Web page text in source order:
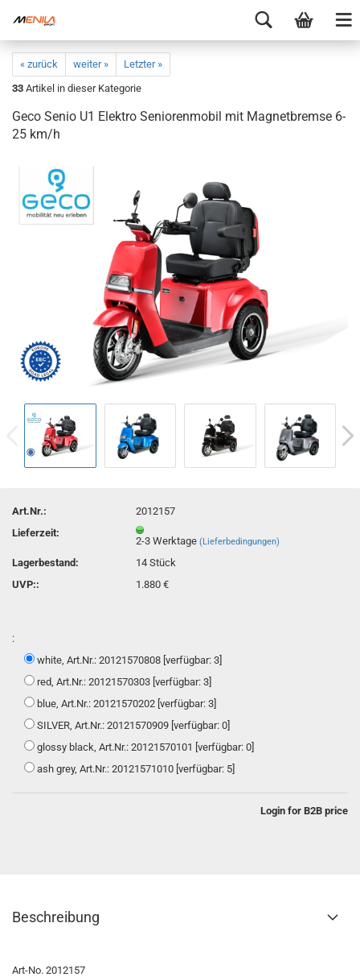
« zurück weiter »
Letzter »
33 Artikel in dieser Kategorie
Geco Senio U1 Elektro Seniorenmobil mit Magnetbremse 6-
25 km/h
Art.Nr.:
2012157
Lieferzeit:
2-3 Werktage(Lieferbedingungen)
Lagerbestand: 14Stück
UVP::
1.880 €
:
white, Art.Nr.: 20121570808 [verfügbar: 3]
red, Art.Nr.: 20121570303 [verfügbar: 3]
blue, Art.Nr.: 20121570202 [verfügbar: 3]
SILVER, Art.Nr.: 20121570909 [verfügbar: 0]
glossy black, Art.Nr.: 20121570101 [verfügbar: 0]
ash grey, Art.Nr.: 20121571010 [verfügbar: 5]
Login for B2B price
Beschreibung
Art-No. 2012157